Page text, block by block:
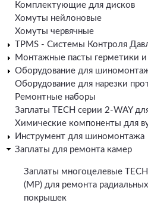
Комплектующие для дисков
Хомуты нейлоновые
Хомуты червячные
TPMS - Системы Контроля
Монтажные пасты герметики и
Оборудование для
Оборудование для нарезки
Ремонтные наборы
Заплаты TECH серии 2-WAY
Химические компоненты для
Инструмент для шиномонтажа
Заплаты для ремонта камер
Заплаты многоцелевые
(MP) для ремонта
покрышек